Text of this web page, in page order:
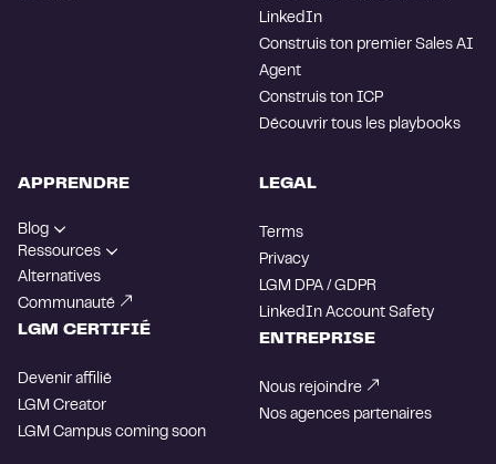
LinkedIn
Construis ton premier Sales AI
Agent
Construis ton ICP
Découvrir tous les playbooks
APPRENDRE
Blog
Ressources
Alternatives
Communauté
LGM CERTIFIÉ
Devenir affilié
LGM Creator
LGM Campus coming soon
LEGAL
Terms
Privacy
LGM DPA / GDPR
LinkedIn Account Safety
ENTREPRISE
Nous rejoindre
Nos agences partenaires